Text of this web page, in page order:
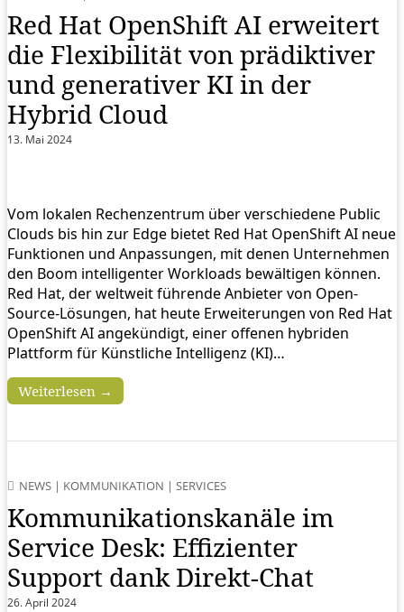
Red Hat OpenShift AI erweitert
die Flexibilität von prädiktiver
und generativer KI in der
Hybrid Cloud
13. Mai 2024
Vom lokalen Rechenzentrum über verschiedene Public
Clouds bis hin zur Edge bietet Red Hat OpenShift AI neue
Funktionen und Anpassungen, mit denen Unternehmen
den Boom intelligenter Workloads bewältigen können.
Red Hat, der weltweit führende Anbieter von Open-
Source-Lösungen, hat heute Erweiterungen von Red Hat
OpenShift AI angekündigt, einer offenen hybriden
Plattform für Künstliche Intelligenz (KI)…
Weiterlesen →
NEWS | KOMMUNIKATION | SERVICES
Kommunikationskanäle im
Service Desk: Effizienter
Support dank Direkt-Chat
26. April 2024